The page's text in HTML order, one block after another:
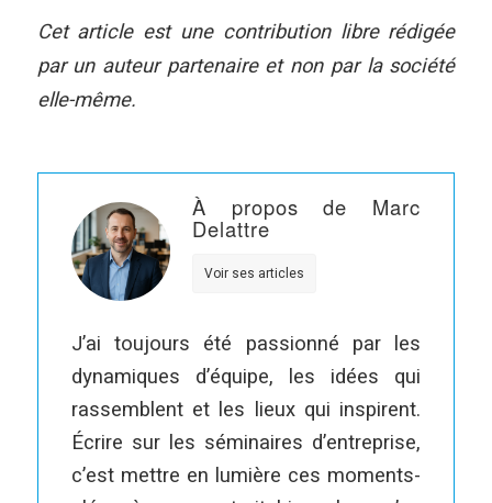
Cet article est une contribution libre rédigée
par un auteur partenaire et non par la société
elle-même.
À propos de Marc
Delattre
Voir ses articles
J’ai toujours été passionné par les
dynamiques d’équipe, les idées qui
rassemblent et les lieux qui inspirent.
Écrire sur les séminaires d’entreprise,
c’est mettre en lumière ces moments-